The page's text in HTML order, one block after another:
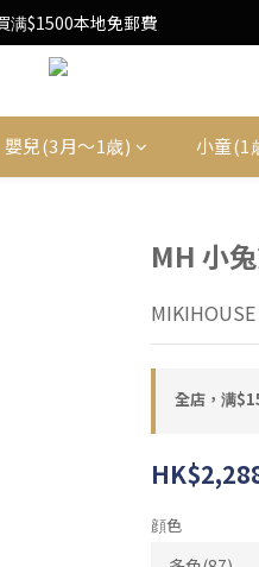
Upon $1500 purchase
满$1500本地免郵費
Upon $1500 purchase
嬰兒(3月〜1歳) 小童(1
MH 小
全店，满
顔色